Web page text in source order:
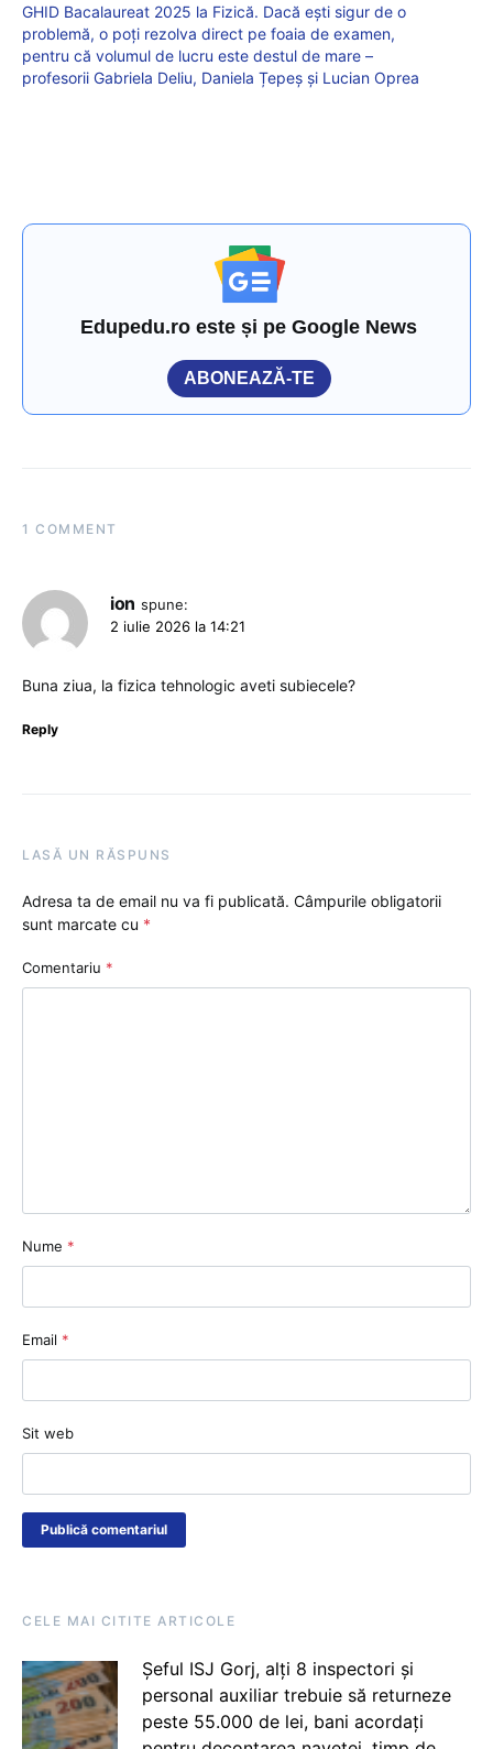
GHID Bacalaureat 2025 la Fizică. Dacă ești sigur de o
problemă, o poți rezolva direct pe foaia de examen,
pentru că volumul de lucru este destul de mare –
profesorii Gabriela Deliu, Daniela Țepeș și Lucian Oprea
Edupedu.ro este și pe Google News
ABONEAZĂ-TE
1 COMMENT
ion spune:
2 iulie 2026 la 14:21
Buna ziua, la fizica tehnologic aveti subiecele?
Reply
LASĂ UN RĂSPUNS
Adresa ta de email nu va fi publicată. Câmpurile obligatorii
sunt marcate cu *
Comentariu *
Nume *
Email *
Sit web
CELE MAI CITITE ARTICOLE
Șeful ISJ Gorj, alți 8 inspectori și
personal auxiliar trebuie să returneze
peste 55.000 de lei, bani acordați